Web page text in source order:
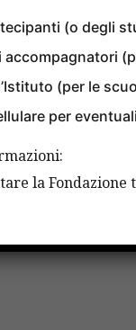
essere
avranno
2021
della
può essere
(o degli
accompagnatori
(per le
per
la